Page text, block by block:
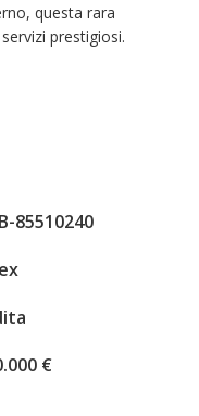
questa rara
prestigiosi.
composto:
a una sontuosa suite
e una scala interna
una cucina estiva,
di una magnifica
85510240
€